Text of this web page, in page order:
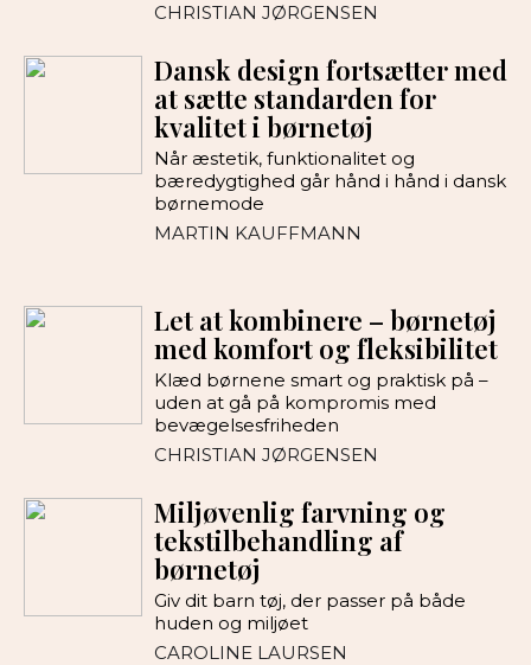
CHRISTIAN JØRGENSEN
Dansk design fortsætter med
at sætte standarden for
kvalitet i børnetøj
Når æstetik, funktionalitet og
bæredygtighed går hånd i hånd i dansk
børnemode
MARTIN KAUFFMANN
Let at kombinere – børnetøj
med komfort og fleksibilitet
Klæd børnene smart og praktisk på –
uden at gå på kompromis med
bevægelsesfriheden
CHRISTIAN JØRGENSEN
Miljøvenlig farvning og
tekstilbehandling af
børnetøj
Giv dit barn tøj, der passer på både
huden og miljøet
CAROLINE LAURSEN